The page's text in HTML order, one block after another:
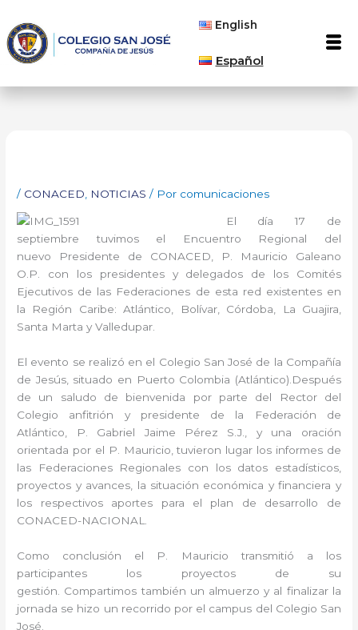
contenido
English
Español
/ CONACED NOTICIAS / Por comunicaciones
El día 17 de
septiembre tuvimos el Encuentro Regional del
nuevo Presidente de CONACED, P. Mauricio Galeano
O.P. con los presidentes y delegados de los Comités
Ejecutivos de las Federaciones de esta red existentes en
la Región Caribe: Atlántico, Bolívar, Córdoba, La Guajira,
Santa Marta y Valledupar.
El evento se realizó en el Colegio San José de la Compañía
de Jesús, situado en Puerto Colombia (Atlántico).Después
de un saludo de bienvenida por parte del Rector del
Colegio anfitrión y presidente de la Federación de
Atlántico, P. Gabriel Jaime Pérez S.J., y una oración
orientada por el P. Mauricio, tuvieron lugar los informes de
las Federaciones Regionales con los datos estadísticos,
proyectos y avances, la situación económica y financiera y
los respectivos aportes para el plan de desarrollo de
CONACED-NACIONAL.
Como conclusión el P. Mauricio transmitió a los
participantes los proyectos de su
gestión. Compartimos también un almuerzo y al finalizar la
jornada se hizo un recorrido por el campus del Colegio San
José.